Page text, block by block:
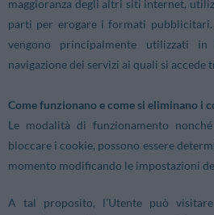
maggioranza degli altri siti internet,
parti per erogare i formati pubblicitari.
vengono principalmente utilizzati
navigazione dei servizi ai quali si accede
Come funzionano e come si eliminano i
Le modalità di funzionamento
bloccare i cookie, possono essere
momento modificando le impostazioni
A tal proposito, l’Utente può